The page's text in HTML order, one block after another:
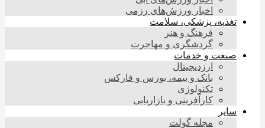
اخبار ورزش‌های رزمی
تغذیه، پزشکی، سلامت
فرهنگ و هنر
گردشگری و مهاجرت
صنعت و خدمات
ارزدیجیتال
بانک و بیمه، بورس و فارکس
تکنولوژی
کارآفرینی و بازاریابی
سایر
مجله گولت